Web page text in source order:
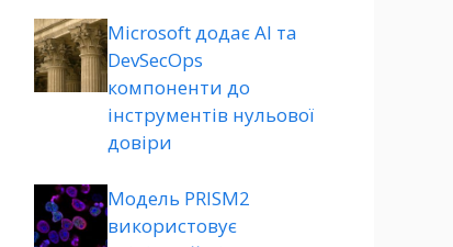
Microsoft додає AI та
DevSecOps
компоненти до
інструментів нульової
довіри
Модель PRISM2
використовує